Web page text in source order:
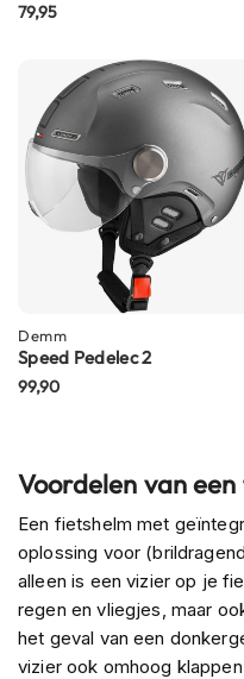
m
C
a
r
o
n
e
n
u
r
o
h
l
m
e
n
79,95
Demm
Speed Pedelec 2
99,90
Voordelen van
Een fietshelm met
oplossing voor
alleen is een vizier op je
regen en vliegjes, maar
het geval van een
vizier ook omhoog